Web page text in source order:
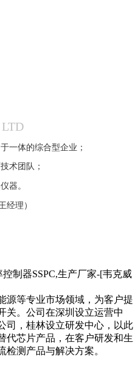
一体的综合型企业；
术团队；
器。
经理）
源等专业市场领域，为客户提
关。公司在深圳设立运营中
司，桂林设立研发中心，以此
代芯片产品，在客户研发和生
检测产品与解决方案。